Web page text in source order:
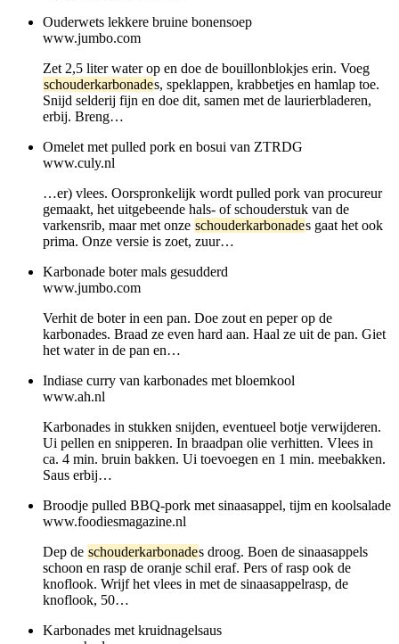
Ouderwets lekkere bruine bonensoep
www.jumbo.com
Zet 2,5 liter water op en doe de bouillonblokjes erin. Voeg
schouderkarbonades, speklappen, krabbetjes en hamlap toe.
Snijd selderij fijn en doe dit, samen met de laurierbladeren,
erbij. Breng…
Omelet met pulled pork en bosui van ZTRDG
www.culy.nl
…er) vlees. Oorspronkelijk wordt pulled pork van procureur
gemaakt, het uitgebeende hals- of schouderstuk van de
varkensrib, maar met onze schouderkarbonades gaat het ook
prima. Onze versie is zoet, zuur…
Karbonade boter mals gesudderd
www.jumbo.com
Verhit de boter in een pan. Doe zout en peper op de
karbonades. Braad ze even hard aan. Haal ze uit de pan. Giet
het water in de pan en…
Indiase curry van karbonades met bloemkool
www.ah.nl
Karbonades in stukken snijden, eventueel botje verwijderen.
Ui pellen en snipperen. In braadpan olie verhitten. Vlees in
ca. 4 min. bruin bakken. Ui toevoegen en 1 min. meebakken.
Saus erbij…
Broodje pulled BBQ-pork met sinaasappel, tijm en koolsalade
www.foodiesmagazine.nl
Dep de schouderkarbonades droog. Boen de sinaasappels
schoon en rasp de oranje schil eraf. Pers of rasp ook de
knoflook. Wrijf het vlees in met de sinaasappelrasp, de
knoflook, 50…
Karbonades met kruidnagelsaus